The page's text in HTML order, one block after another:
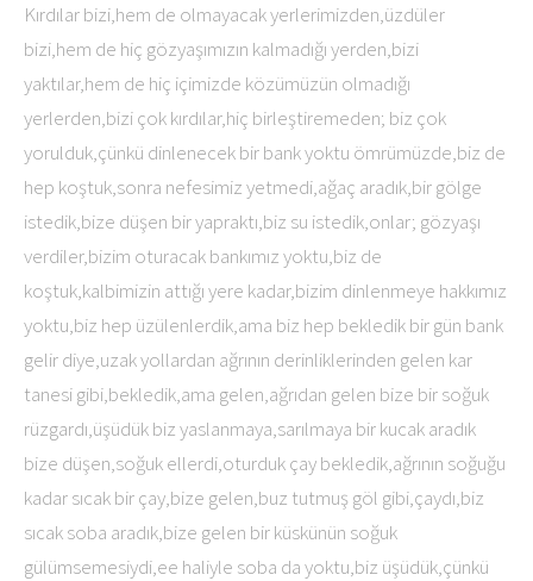
Kırdılar bizi,hem de olmayacak yerlerimizden,üzdüler
bizi,hem de hiç gözyaşımızın kalmadığı yerden,bizi
yaktılar,hem de hiç içimizde közümüzün olmadığı
yerlerden,bizi çok kırdılar,hiç birleştiremeden; biz çok
yorulduk,çünkü dinlenecek bir bank yoktu ömrümüzde,biz de
hep koştuk,sonra nefesimiz yetmedi,ağaç aradık,bir gölge
istedik,bize düşen bir yapraktı,biz su istedik,onlar; gözyaşı
verdiler,bizim oturacak bankımız yoktu,biz de
koştuk,kalbimizin attığı yere kadar,bizim dinlenmeye hakkımız
yoktu,biz hep üzülenlerdik,ama biz hep bekledik bir gün bank
gelir diye,uzak yollardan ağrının derinliklerinden gelen kar
tanesi gibi,bekledik,ama gelen,ağrıdan gelen bize bir soğuk
rüzgardı,üşüdük biz yaslanmaya,sarılmaya bir kucak aradık
bize düşen,soğuk ellerdi,oturduk çay bekledik,ağrının soğuğu
kadar sıcak bir çay,bize gelen,buz tutmuş göl gibi,çaydı,biz
sıcak soba aradık,bize gelen bir küskünün soğuk
gülümsemesiydi,ee haliyle soba da yoktu,biz üşüdük,çünkü